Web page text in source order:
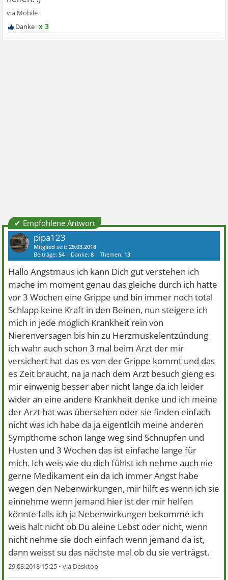
x 3
✔ Empfohlene Antwort
pipa123
Mitglied seit:29.03.2018
Beiträge:54 Danke:8 Themen: 13
Hallo Angstmaus ich kann Dich gut verstehen ich
mache im moment genau das gleiche durch ich hatte
vor 3 Wochen eine Grippe und bin immer noch total
Schlapp keine Kraft in den Beinen, nun steigere ich
mich in jede möglich Krankheit rein von
Nierenversagen bis hin zu Herzmuskelentzündung
ich wahr auch schon 3 mal beim Arzt der mir
versichert hat das es von der Grippe kommt und das
es Zeit braucht, na ja nach dem Arzt besuch gieng es
mir einwenig besser aber nicht lange da ich leider
wider an eine andere Krankheit denke und ich meine
der Arzt hat was übersehen oder sie finden einfach
nicht was ich habe da ja eigentlcih meine anderen
Sympthome schon lange weg sind Schnupfen und
Husten und 3 Wochen das ist einfache lange für
mich. Ich weis wie du dich fühlst ich nehme auch nie
gerne Medikament ein da ich immer Angst habe
wegen den Nebenwirkungen, mir hilft es wenn ich sie
einnehme wenn jemand hier ist der mir helfen
könnte falls ich ja Nebenwirkungen bekomme ich
weis halt nicht ob Du aleine Lebst oder nicht, wenn
nicht nehme sie doch einfach wenn jemand da ist,
dann weisst su das nächste mal ob du sie verträgst.
29.03.2018 15:25 •